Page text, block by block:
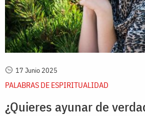
17 Junio 2025
PALABRAS DE ESPIRITUALIDAD
¿Quieres ayunar de